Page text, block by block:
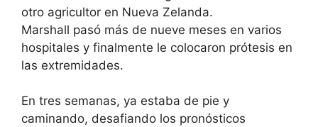
otro agricultor en Nueva Zelanda.
Marshall pasó más de nueve meses en varios
hospitales y finalmente le colocaron prótesis en
las extremidades.
En tres semanas, ya estaba de pie y
caminando, desafiando los pronósticos